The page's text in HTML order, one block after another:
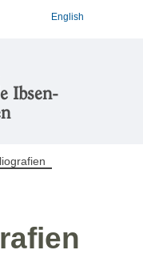
English
Ibsen-